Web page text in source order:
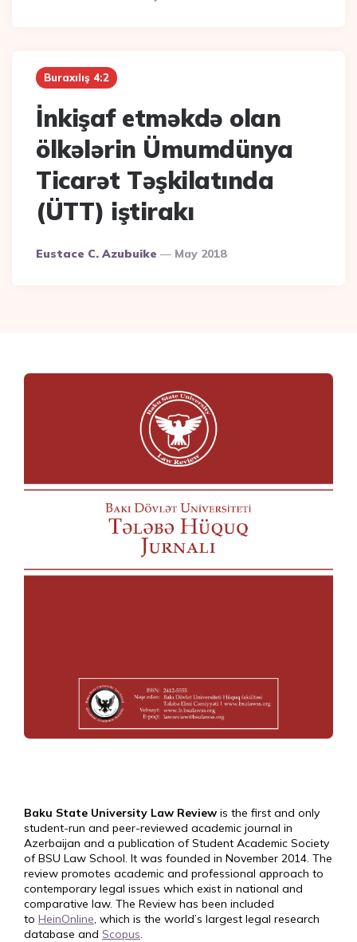
Buraxılış 4:2
İnkişaf etməkdə olan
ölkələrin Ümumdünya
Ticarət Təşkilatında
(ÜTT) iştirakı
Posted
Eustace C. Azubuike May 2018
Baku State University Law Review is the first and only
student-run and peer-reviewed academic journal in
Azerbaijan and a publication of Student Academic Society
of BSU Law School. It was founded in November 2014. The
review promotes academic and professional approach to
contemporary legal issues which exist in national and
comparative law. The Review has been included
to HeinOnline, which is the world’s largest legal research
database and Scopus.